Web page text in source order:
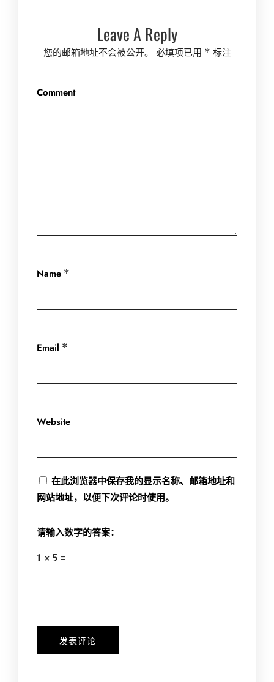
Leave A Reply
您的邮箱地址不会被公开。 必填项已用 * 标注
Comment
Name *
Email *
Website
在此浏览器中保存我的显示名称、邮箱地址和
网站地址，以便下次评论时使用。
请输入数字的答案：
1 × 5 =